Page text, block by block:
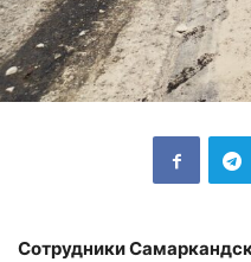
Сотрудники